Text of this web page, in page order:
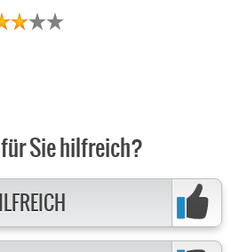
Sie hilfreich?